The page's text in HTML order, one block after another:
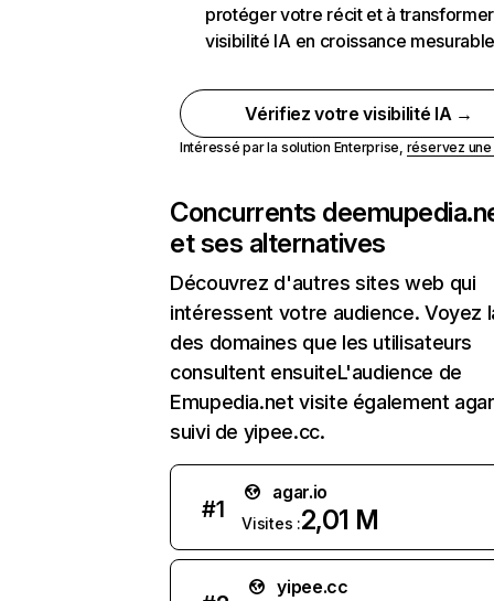
protéger votre récit et à
visibilité IA en croissance
Vérifiez votre visibilité IA →
Intéressé par la solution Enterprise, réservez
Concurrents de
et ses alternatives
Découvrez d'autres sites web qui
intéressent votre audience. Voyez
des domaines que les utilisateurs
consultent ensuiteL'audience de
Emupedia.net visite également
suivi de yipee.cc.
#1
agar.io
Visites :2,01 M
yipee.cc